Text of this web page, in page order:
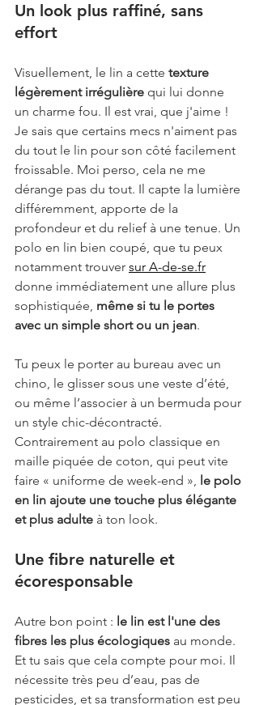
Un look plus raffiné, sans
effort
Visuellement, le lin a cette texture
légèrement irrégulière qui lui donne
un charme fou. Il est vrai, que j'aime !
Je sais que certains mecs n'aiment pas
du tout le lin pour son côté facilement
froissable. Moi perso, cela ne me
dérange pas du tout. Il capte la lumière
différemment, apporte de la
profondeur et du relief à une tenue. Un
polo en lin bien coupé, que tu peux
notamment trouver sur A-de-se.fr
donne immédiatement une allure plus
sophistiquée, même si tu le portes
avec un simple short ou un jean.
Tu peux le porter au bureau avec un
chino, le glisser sous une veste d’été,
ou même l’associer à un bermuda pour
un style chic-décontracté.
Contrairement au polo classique en
maille piquée de coton, qui peut vite
faire « uniforme de week-end », le polo
en lin ajoute une touche plus élégante
et plus adulte à ton look.
Une fibre naturelle et
écoresponsable
Autre bon point : le lin est l'une des
fibres les plus écologiques au monde.
Et tu sais que cela compte pour moi. Il
nécessite très peu d’eau, pas de
pesticides, et sa transformation est peu